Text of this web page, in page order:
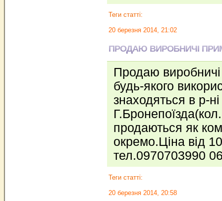
Теги статті:
20 березня 2014, 21:02
ПРОДАЮ ВИРОБНИЧІ
Продаю
будь-якого
знаходяться в р-ні
продаються як
окремо.Ціна від
тел.0970703990
Теги статті:
20 березня 2014, 20:58